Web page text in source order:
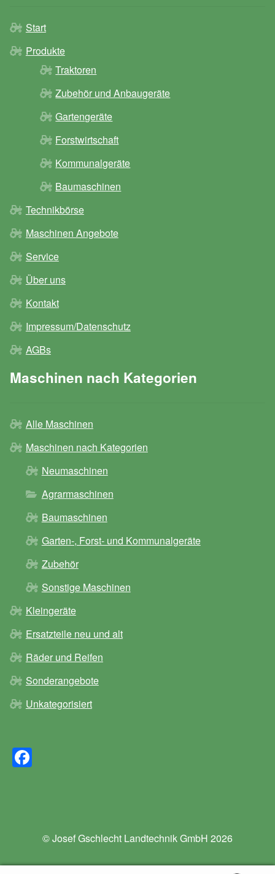
Start
Produkte
Traktoren
Zubehör und Anbaugeräte
Gartengeräte
Forstwirtschaft
Kommunalgeräte
Baumaschinen
Technikbörse
Maschinen Angebote
Service
Über uns
Kontakt
Impressum/Datenschutz
AGBs
Maschinen nach Kategorien
Alle Maschinen
Maschinen nach Kategorien
Neumaschinen
Agrarmaschinen
Baumaschinen
Garten-, Forst- und Kommunalgeräte
Zubehör
Sonstige Maschinen
Kleingeräte
Ersatzteile neu und alt
Räder und Reifen
Sonderangebote
Unkategorisiert
b© Josef Gschlecht Landtechnik GmbH 2026